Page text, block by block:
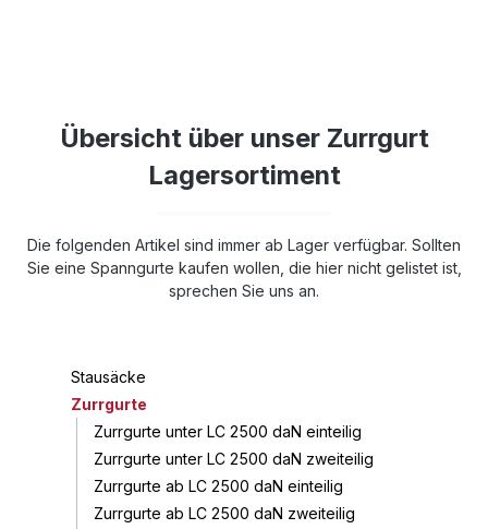
Übersicht über unser Zurrgurt
Lagersortiment
Die folgenden Artikel sind immer ab Lager verfügbar. Sollten
Sie eine Spanngurte kaufen wollen, die hier nicht gelistet ist,
sprechen Sie uns an.
Stausäcke
Zurrgurte
Zurrgurte unter LC 2500 daN einteilig
Zurrgurte unter LC 2500 daN zweiteilig
Zurrgurte ab LC 2500 daN einteilig
Zurrgurte ab LC 2500 daN zweiteilig